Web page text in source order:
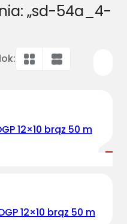
„sd-54a_4-
12×10 brąz 50 m
12×10 brąz 50 m